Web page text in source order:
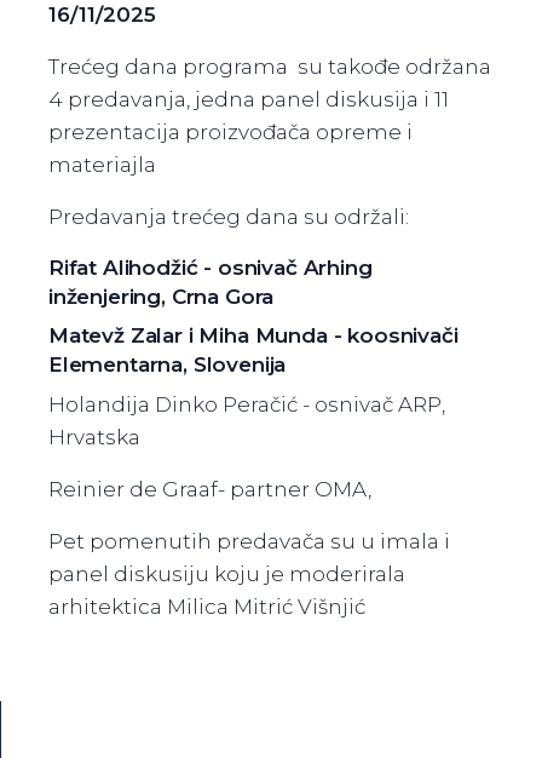
16/11/2025
Trećeg dana programa su takođe održana
4 predavanja, jedna panel diskusija i 11
prezentacija proizvođača opreme i
materiajla
Predavanja trećeg dana su održali:
Rifat Alihodžić - osnivač Arhing
inženjering, Crna Gora
Matevž Zalar i Miha Munda - koosnivači
Elementarna, Slovenija
Holandija Dinko Peračić - osnivač ARP,
Hrvatska
Reinier de Graaf- partner OMA,
Pet pomenutih predavača su u imala i
panel diskusiju koju je moderirala
arhitektica Milica Mitrić Višnjić